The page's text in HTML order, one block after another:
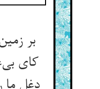
بر
کای
دغل ما